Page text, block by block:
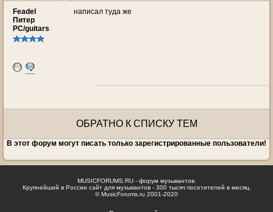
Feadel
Питер
PC/guitars
написал туда же
ОБРАТНО К СПИСКУ ТЕМ
В этот форум могут писать только зарегистрированные пользователи!
MUSICFORUMS.RU - форум музыкантов.
Крупнейший в России сайт для музыкантов - 300 тысяч посетителей в месяц.
© MusicForums.ru 2001-2020